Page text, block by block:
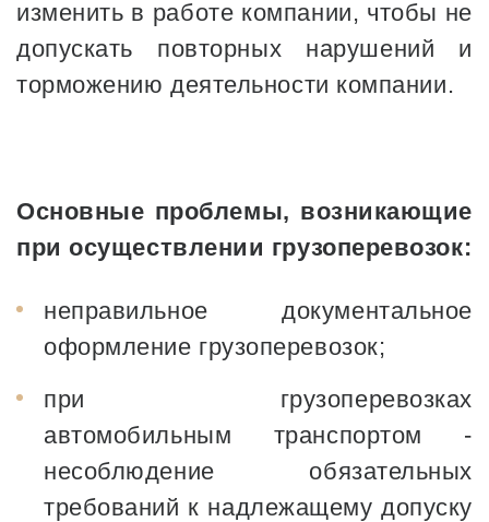
изменить в работе компании, чтобы не
допускать повторных нарушений и
торможению деятельности компании.
Основные проблемы, возникающие
при осуществлении грузоперевозок:
неправильное документальное
оформление грузоперевозок;
при грузоперевозках
автомобильным транспортом -
несоблюдение обязательных
требований к надлежащему допуску